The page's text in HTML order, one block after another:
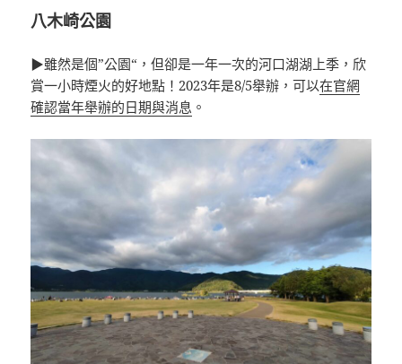
八木崎公園
▶雖然是個”公園“，但卻是一年一次的河口湖湖上季，欣
賞一小時煙火的好地點！2023年是8/5舉辦，可以在官網
確認當年舉辦的日期與消息 。